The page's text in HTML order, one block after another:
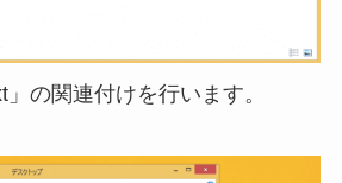
の関連付けを行います。